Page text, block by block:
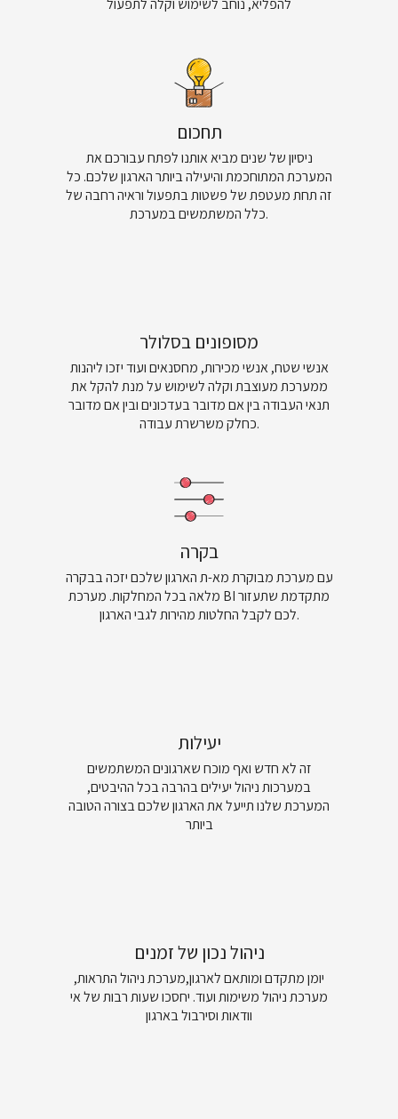
להפליא, נוחב לשימוש וקלה לתפעול
תחכום
ניסיון של שנים מביא אותנו לפתח עבורכם את
המערכת המתוחכמת והיעילה ביותר הארגון שלכם. כל
זה תחת מעטפת של פשטות בתפעול וראיה רחבה של
כלל המשתמשים במערכת.
מסופונים בסלולר
אנשי שטח, אנשי מכירות, מחסנאים ועוד יזכו ליהנות
ממערכת מעוצבת וקלה לשימוש על מנת להקל את
תנאי העבודה בין אם מדובר בעדכונים ובין אם מדובר
כחלק משרשרת עבודה.
בקרה
עם מערכת מבוקרת מא-ת הארגון שלכם יזכה בבקרה
מלאה בכל המחלקות. מערכת BI מתקדמת שתעזור
לכם לקבל החלטות מהירות לגבי הארגון.
יעילות
זה לא חדש ואף מוכח שארגונים המשתמשים
במערכות ניהול יעילים בהרבה בכל ההיבטים,
המערכת שלנו תייעל את הארגון שלכם בצורה הטובה
ביותר
ניהול נכון של זמנים
יומן מתקדם ומותאם לארגון,מערכת ניהול התראות,
מערכת ניהול משימות ועוד. יחסכו שעות רבות של אי
וודאות וסירבול בארגון